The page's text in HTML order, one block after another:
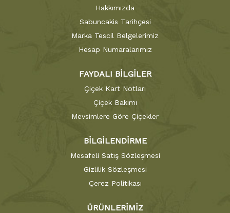
Hakkımızda
Sabuncakis Tarihçesi
Marka Tescil Belgelerimiz
Hesap Numaralarımız
FAYDALI BİLGİLER
Çiçek Kart Notları
Çiçek Bakımı
Mevsimlere Göre Çiçekler
BİLGİLENDİRME
Mesafeli Satış Sözleşmesi
Gizlilik Sözleşmesi
Çerez Politikası
ÜRÜNLERİMİZ